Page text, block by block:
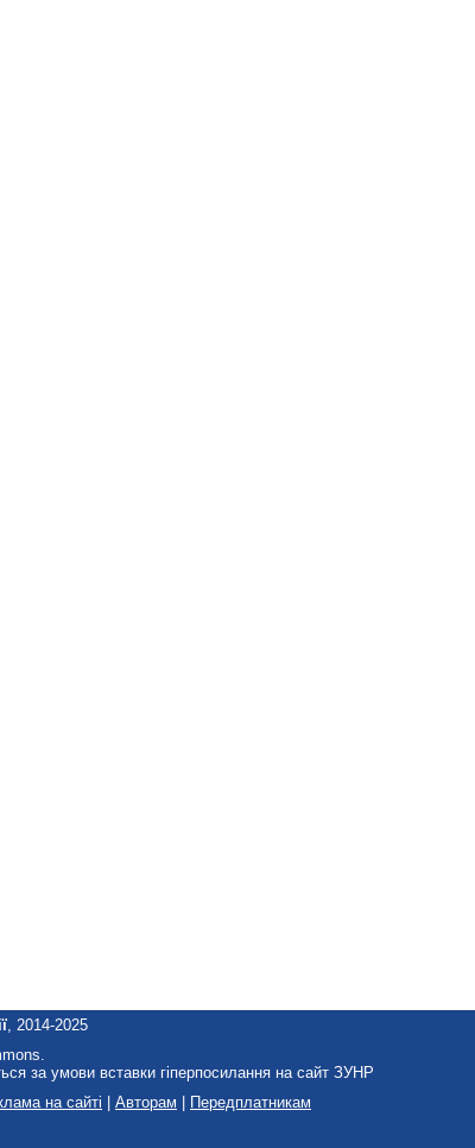
, 2014-2025
за умови вставки гіперпосилання на сайт ЗУНР
на сайті Авторам Передплатникам